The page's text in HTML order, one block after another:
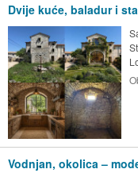
Dvije kuće, baladur i
Vodnjan, okolica –